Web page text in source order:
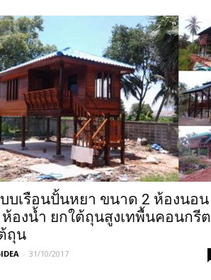
บเรือนปั้นหยา ขนาด 2 ห้องนอน
ห้องน้ำ ยกใต้ถุนสูงเทพื้นคอนกรีต
ถุน
- 31/10/2017